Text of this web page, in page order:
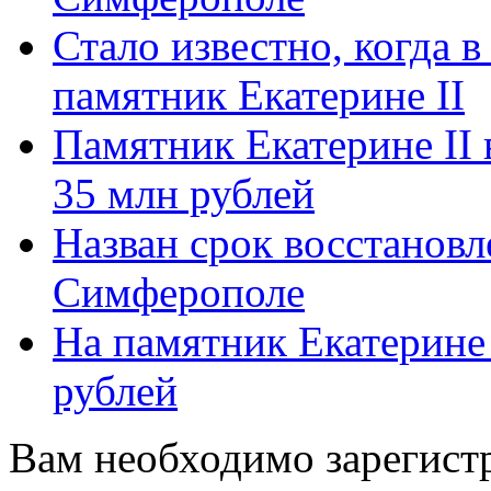
Стало известно, когда
памятник Екатерине II
Памятник Екатерине
35 млн рублей
Назван срок
Симферополе
На памятник
рублей
Вам необходимо